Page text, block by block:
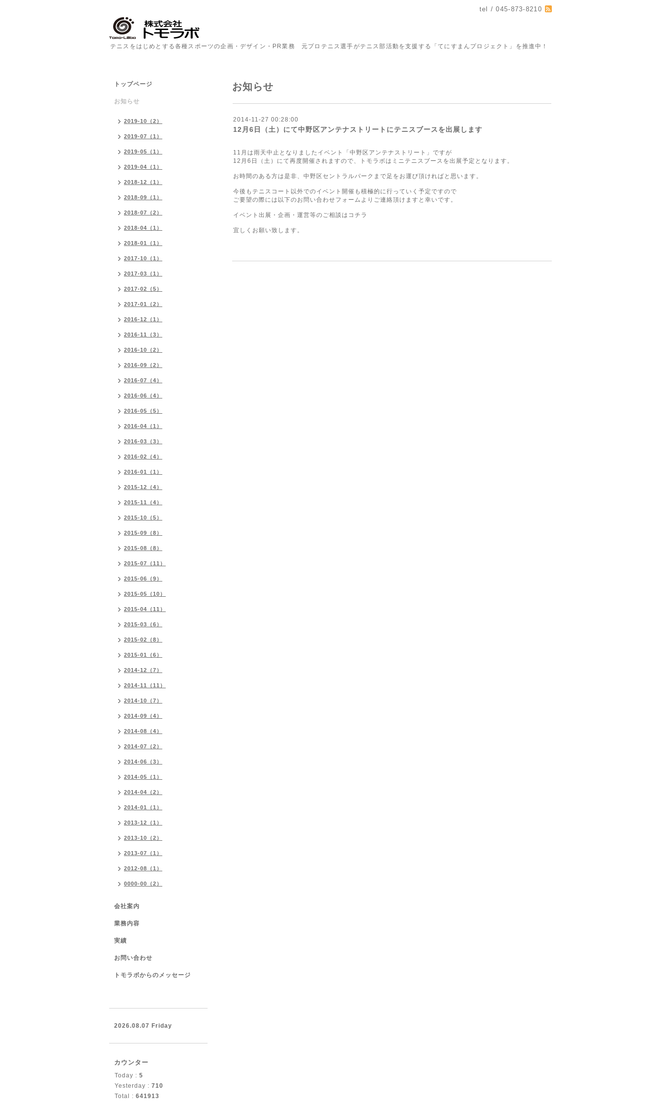
tel / 045-873-8210
テニスをはじめとする各種スポーツの企画・デザイン・PR業務 元プロテニス選手がテニス部活動を支援する「てにすまんプロジェクト」を推進中！
お知らせ
2014-11-27 00:28:00
12月6日（土）にて中野区アンテナストリートにテニスブースを出展します
11月は雨天中止となりましたイベント「中野区アンテナストリート」ですが
12月6日（土）にて再度開催されますので、トモラボはミニテニスブースを出展予定となります。
お時間のある方は是非、中野区セントラルパークまで足をお運び頂ければと思います。
今後もテニスコート以外でのイベント開催も積極的に行っていく予定ですので
ご要望の際には以下のお問い合わせフォームよりご連絡頂けますと幸いです。
イベント出展・企画・運営等のご相談は コチラ
宜しくお願い致します。
トップページ
お知らせ
2019-10（2）
2019-07（1）
2019-05（1）
2019-04（1）
2018-12（1）
2018-09（1）
2018-07（2）
2018-04（1）
2018-01（1）
2017-10（1）
2017-03（1）
2017-02（5）
2017-01（2）
2016-12（1）
2016-11（3）
2016-10（2）
2016-09（2）
2016-07（4）
2016-06（4）
2016-05（5）
2016-04（1）
2016-03（3）
2016-02（4）
2016-01（1）
2015-12（4）
2015-11（4）
2015-10（5）
2015-09（8）
2015-08（8）
2015-07（11）
2015-06（9）
2015-05（10）
2015-04（11）
2015-03（6）
2015-02（8）
2015-01（6）
2014-12（7）
2014-11（11）
2014-10（7）
2014-09（4）
2014-08（4）
2014-07（2）
2014-06（3）
2014-05（1）
2014-04（2）
2014-01（1）
2013-12（1）
2013-10（2）
2013-07（1）
2012-08（1）
0000-00（2）
会社案内
業務内容
実績
お問い合わせ
トモラボからのメッセージ
2026.08.07 Friday
カウンター
Today : 5
Yesterday : 710
Total : 641913